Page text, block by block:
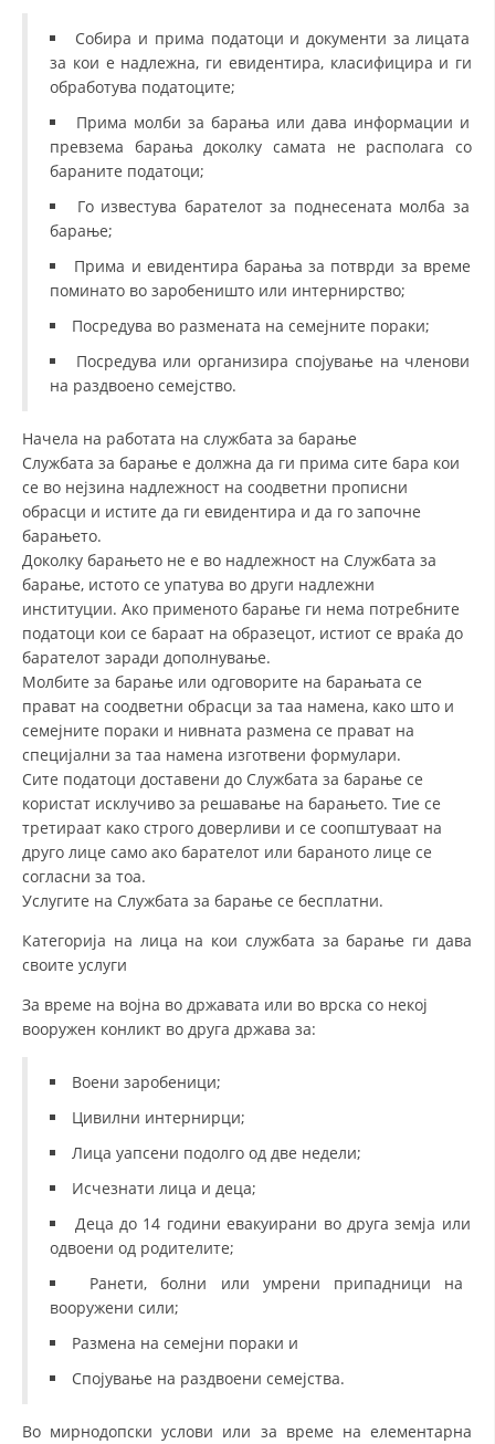
СТРУКТУРА И ОРГАНИЗАЦИОНА ПОСТАВЕНОСТ
MЕЃУНАРОДНО ХУМАНИТАРНО ПРАВО
СОЦИЈАЛНО ХУМАНИТАРНА ДЕЈНОСТ
ПОДГОТВЕНОСТ И ДЕЈСТВО ПРИ КАТАСТРОФИ
СПАСИТЕЛНА СТАНИЦА ВОДНО
ОДНОСИ СО ЈАВНОСТ
ИСТРАЖУВАЊЕ НА ЈАВНО МИСЛЕЊЕ
МЕЃУНАРОДНА СОРАБОТКА
ЗНАЧЕЊЕ НА СЛУЖБАТА ЗА БАРАЊЕ
ФОРМУЛАРИ ЗА БАРАЊА
ЗДРАВСТВЕНО ПРЕВЕНТИВНА ДЕЈНОСТ
КРВОДАРИТЕЛСТВО
ИНФОРМАЦИИ ЗА БОЛЕСТИ
МЕНАЏМЕНТ НА ВОЛОНТЕРИ
ЗА НАС
ДЕЈСТВУВАЊЕ
СТРАТЕГИИ
БРОШУРИ
ПОСТЕРИ
Собира и прима податоци и документи за лицата
за кои е надлежна, ги евидентира, класифицира и ги
обработува податоците;
Прима молби за барања или дава информации и
превзема барања доколку самата не располага со
бараните податоци;
Го известува барателот за поднесената молба за
барање;
Прима и евидентира барања за потврди за време
поминато во заробеништо или интернирство;
Посредува во размената на семејните пораки;
Посредува или организира спојување на членови
на раздвоено семејство.
Начела на работата на службата за барање
Службата за барање е должна да ги прима сите бара кои
се во нејзина надлежност на соодветни прописни
обрасци и истите да ги евидентира и да го започне
барањето.
Доколку барањето не е во надлежност на Службата за
барање, истото се упатува во други надлежни
институции. Ако применото барање ги нема потребните
податоци кои се бараат на образецот, истиот се враќа до
барателот заради дополнување.
Молбите за барање или одговорите на барањата се
прават на соодветни обрасци за таа намена, како што и
семејните пораки и нивната размена се прават на
специјални за таа намена изготвени формулари.
Сите податоци доставени до Службата за барање се
користат исклучиво за решавање на барањето. Тие се
третираат како строго доверливи и се соопштуваат на
друго лице само ако барателот или бараното лице се
согласни за тоа.
Услугите на Службата за барање се бесплатни.
Категорија на лица на кои службата за барање ги дава
своите услуги
За време на војна во државата или во врска со некој
вооружен конликт во друга држава за:
Воени заробеници;
Цивилни интернирци;
Лица уапсени подолго од две недели;
Исчезнати лица и деца;
Деца до 14 години евакуирани во друга земја или
одвоени од родителите;
Ранети, болни или умрени припадници на
вооружени сили;
Размена на семејни пораки и
Спојување на раздвоени семејства.
Во мирнодопски услови или за време на елементарна